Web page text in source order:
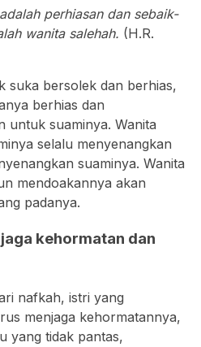
perhiasan dan sebaik-
wanita salehah. (H.R.
suka bersolek dan berhias,
berhias dan
untuk suaminya. Wanita
selalu menyenangkan
suaminya. Wanita
mendoakannya akan
padanya.
kehormatan dan
nafkah, istri yang
menjaga kehormatannya,
yang tidak pantas,